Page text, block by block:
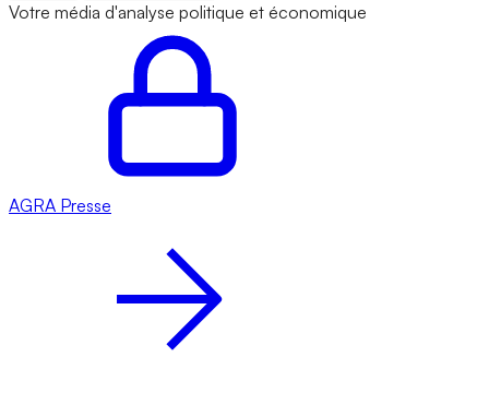
Votre média d'analyse politique et économique
AGRA Presse